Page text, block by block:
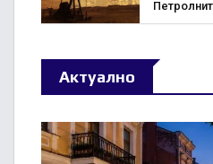
Актуално